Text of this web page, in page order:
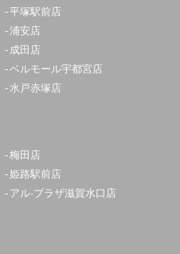
平塚駅前店
浦安店
成田店
ベルモール宇都宮店
水戸赤塚店
梅田店
姫路駅前店
アル·プラザ滋賀水口店